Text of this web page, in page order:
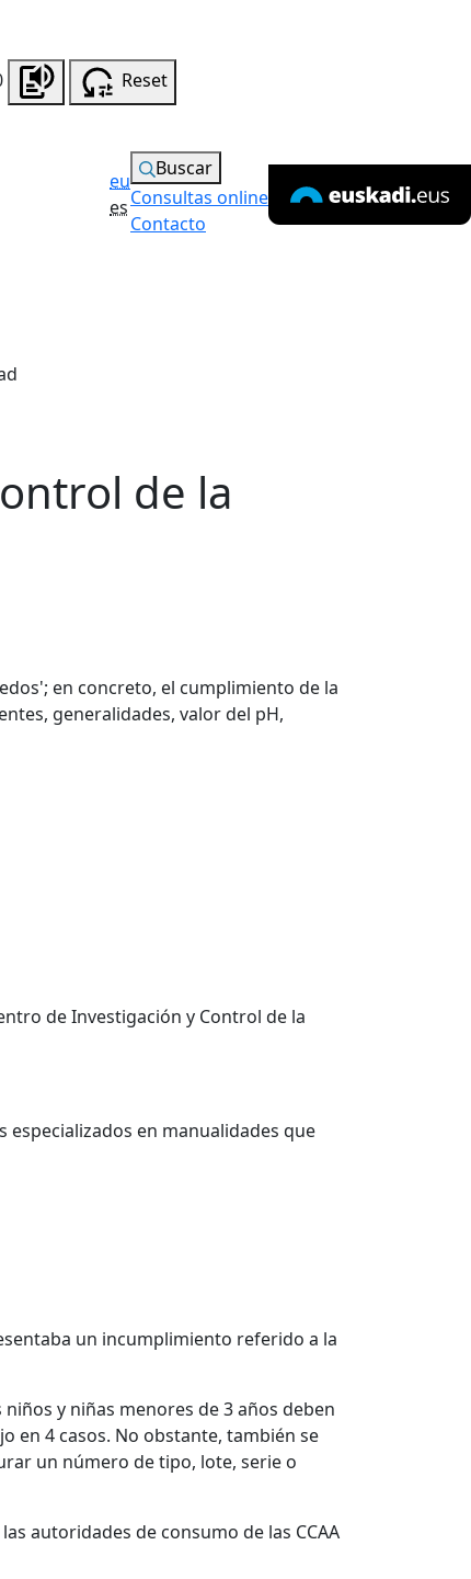
Reset
eu
es
Buscar
Consultas online
Contacto
de la
en concreto, el cumplimiento de la
generalidades, valor del pH,
de Investigación y Control de la
en manualidades que
un incumplimiento referido a la
y niñas menores de 3 años deben
en 4 casos. No obstante, también se
un número de tipo, lote, serie o
autoridades de consumo de las CCAA